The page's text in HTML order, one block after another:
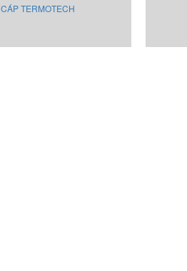
CÁP TERMOTECH